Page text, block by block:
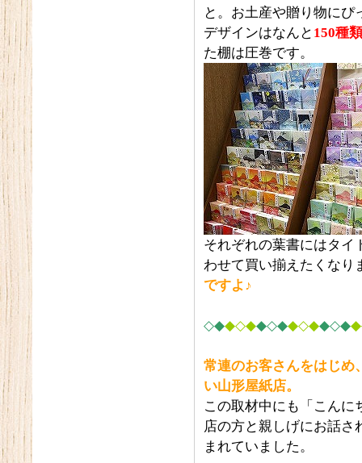
と。お土産や贈り物にぴ
デザインはなんと 150種類
た棚は圧巻です。
それぞれの葉書にはタイ
わせて買い揃えたくなり
ですよ♪
◇◆◆◇◆◆◇◆◆◇◆◆◇◆
常連のお客さんをはじめ
い山形屋紙店。
この取材中にも「こんに
店の方と親しげにお話さ
まれていました。